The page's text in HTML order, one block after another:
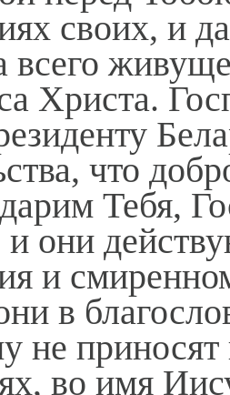
своих, и
всего
Христа.
что
Тебя,
и они
и
в
не
во имя